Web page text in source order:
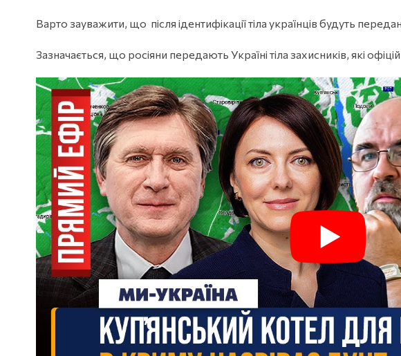
Варто зауважити, що після ідентифікації тіла українців будуть
Зазначається, що росіяни передають Україні тіла захисників, які